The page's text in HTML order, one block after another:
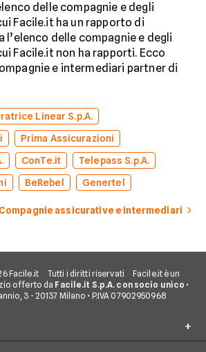
delle compagnie e degli
Facile.it ha un rapporto di
l’elenco delle compagnie e degli
Facile.it non ha rapporti. Ecco
e intermediari partner di
Linear S.p.A.
Prima Assicurazioni
ConTe.it
Telepass S.p.A.
BeRebel Genertel
Compagnie assicurative e intermediari
Facile.it Tutti i diritti riservati
Facile.it è un
offerto da Facile.it S.p.A. con socio unico •
3 - 20137 Milano • P.IVA 07902950968